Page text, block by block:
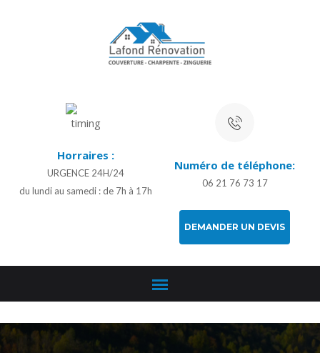
Horraires :
URGENCE 24H/24
du lundi au samedi : de 7h à 17h
Numéro de téléphone:
06 21 76 73 17
DEMANDER UN DEVIS